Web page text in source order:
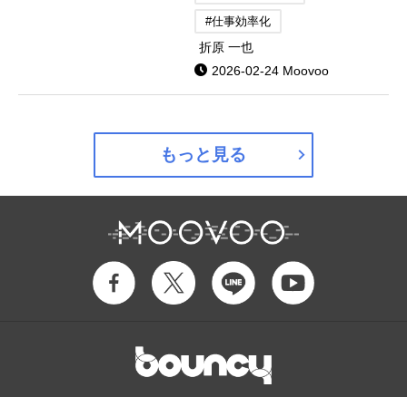
#仕事効率化
折原 一也
2026-02-24 Moovoo
もっと見る